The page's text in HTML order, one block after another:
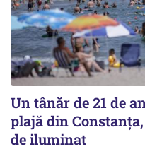
Un tânăr de 21 de
plajă din
de iluminat